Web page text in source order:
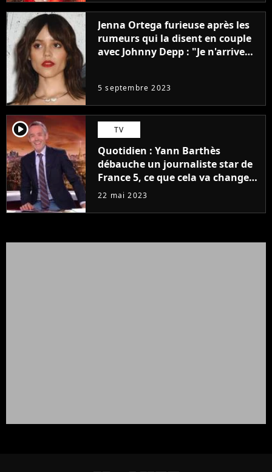
Jenna Ortega furieuse après les
rumeurs qui la disent en couple
avec Johnny Depp : "Je n'arrive
5 septembre 2023
player2 TV
Quotidien : Yann Barthès
débauche un journaliste star de
France 5, ce que cela va changer
à la rentrée
22 mai 2023